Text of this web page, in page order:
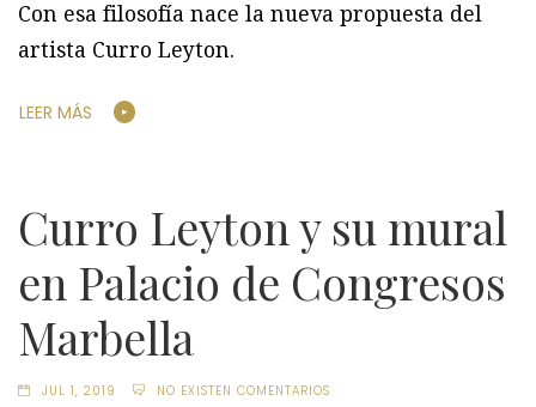
Con esa filosofía nace la nueva propuesta del
artista Curro Leyton.
LEER MÁS
Curro Leyton y su mural
en Palacio de Congresos
Marbella
JUL 1, 2019 NO EXISTEN COMENTARIOS